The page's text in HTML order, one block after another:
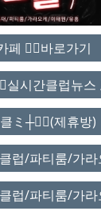
페 ❤️‍🔥바로가기
실시간클럽뉴스
ミ┼❤️‍🔥(제휴방)
럽/파티룸/가
럽/파티룸/가